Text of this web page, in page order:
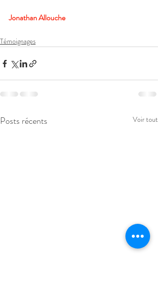
Jonathan Allouche
Témoignages
Posts récents Voir tout